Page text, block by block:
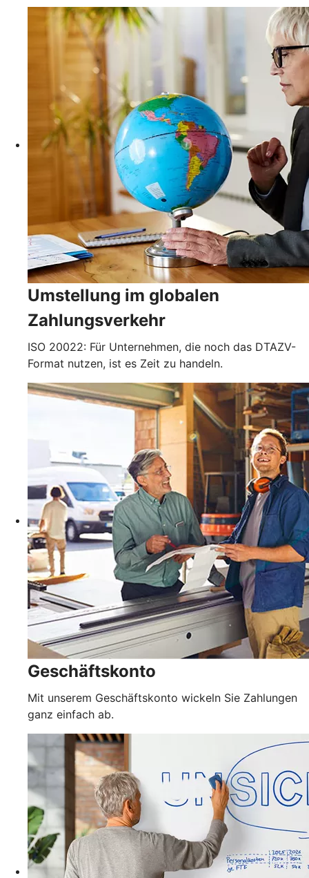
Umstellung im globalen
Zahlungsverkehr
ISO 20022: Für Unternehmen, die noch das DTAZV-
Format nutzen, ist es Zeit zu handeln.
Geschäftskonto
Mit unserem Geschäftskonto wickeln Sie Zahlungen
ganz einfach ab.